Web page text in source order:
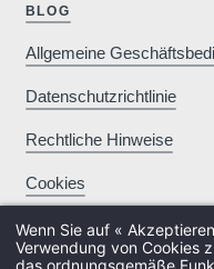
BLOG
Allgemeine
Datenschutzrichtlinie
Rechtliche Hinweise
Cookies
Wenn Sie auf «
Verwendung von Cookies
das ordnungsgemäße